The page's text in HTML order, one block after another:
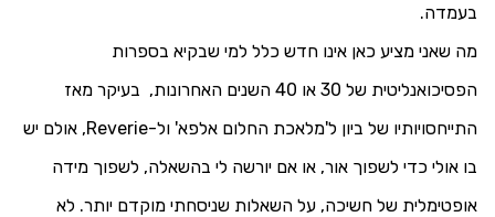
בעמדה.
מה שאני מציע כאן אינו חדש כלל למי שבקיא בספרות
הפסיכואנליטית של 30 או 40 השנים האחרונות, בעיקר מאז
התייחסויותיו של ביון ל'מלאכת החלום אלפא' ול-Reverie, אולם יש
בו אולי כדי לשפוך אור, או אם יורשה לי בהשאלה, לשפוך מידה
אופטימלית של חשיכה, על השאלות שניסחתי מוקדם יותר. לא